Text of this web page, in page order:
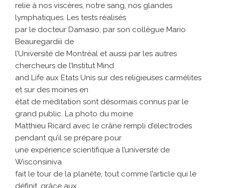
relie à nos viscères, notre sang, nos glandes
lymphatiques. Les tests réalisés
par le docteur Damasio, par son collègue Mario
Beauregardiii de
l’Université de Montréal et aussi par les autres
chercheurs de l’Institut Mind
and Life aux Etats Unis sur des religieuses carmélites
et sur des moines en
état de méditation sont désormais connus par le
grand public. La photo du moine
Matthieu Ricard avec le crâne rempli d’électrodes
pendant qu’il se prépare pour
une expérience scientifique à l’université de
Wisconsiniva
fait le tour de la planète, tout comme l’article qui le
définit, grâce aux